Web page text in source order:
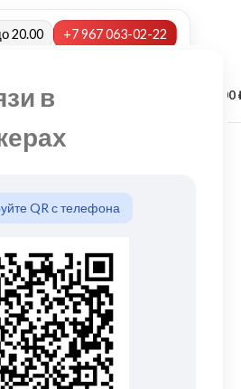
в
QR с телефона
20.00 +7 967 063-02-22
0,00